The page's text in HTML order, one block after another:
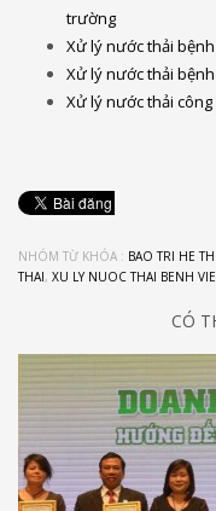
trường
Xử lý nước thải
Xử lý nước thải
Xử lý nước thải công
NHÓM TỪ KHÓA : BAO TRI HE
THAI, XU LY NUOC THAI BENH
CÓ